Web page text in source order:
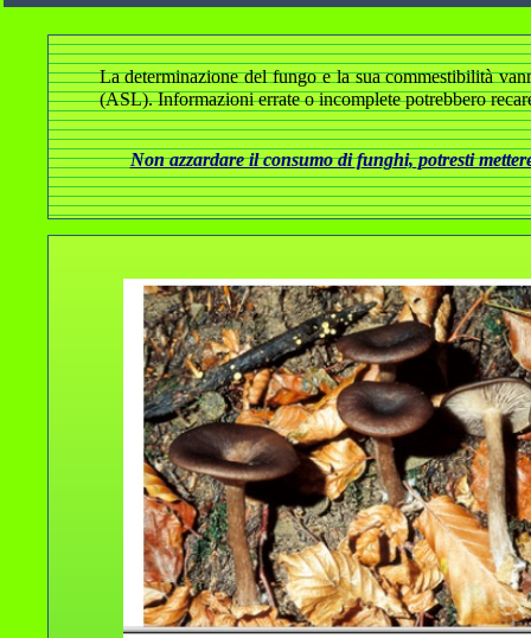
La determinazione del fungo e la sua commestibilità
(ASL). Informazioni errate o incomplete potrebbero
Non azzardare il consumo di funghi, potresti